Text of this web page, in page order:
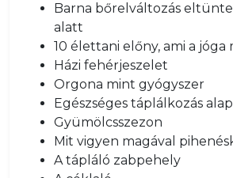
Barna bőrelváltozás
alatt
10 élettani előny, ami a jóga
Házi fehérjeszelet
Orgona mint gyógyszer
Egészséges táplálkozás
Gyümölcsszezon
Mit vigyen magával
A tápláló zabpehely